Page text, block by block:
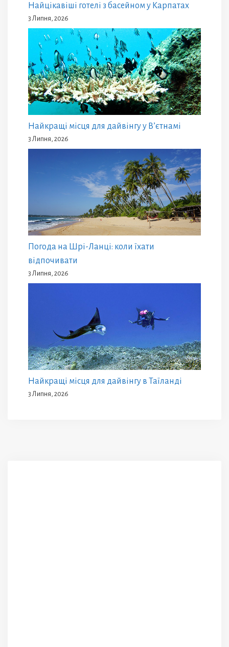
Найцікавіші готелі з басейном у Карпатах
3 Липня, 2026
Найкращі місця для дайвінгу у В’єтнамі
3 Липня, 2026
Погода на Шрі-Ланці: коли їхати
відпочивати
3 Липня, 2026
Найкращі місця для дайвінгу в Таїланді
3 Липня, 2026